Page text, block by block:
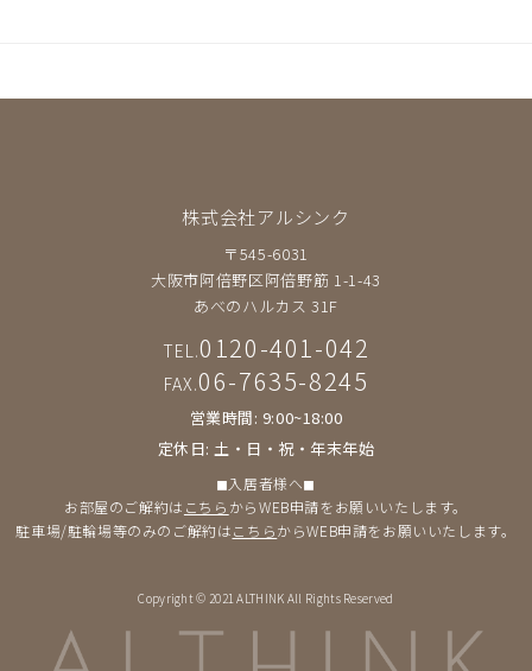
株式会社アルシンク
〒545-6031
大阪市阿倍野区阿倍野筋 1-1-43
あべのハルカス 31F
TEL.0120-401-042
FAX.06-7635-8245
営業時間: 9:00~18:00
定休日: 土・日・祝・年末年始
◼︎入居者様へ◼︎
お部屋のご解約は こちら からWEB申請をお願いいたします。
駐車場/駐輪場等のみのご解約はこちらからWEB申請をお願いいたします。
Copyright © 2021 ALTHINK All Rights Reserved